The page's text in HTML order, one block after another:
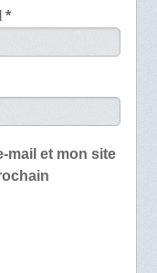
*
mail et mon site